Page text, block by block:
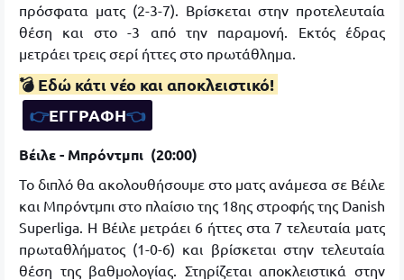
πρόσφατα ματς (2-3-7). Βρίσκεται στην προτελευταία
θέση και στο -3 από την παραμονή. Εκτός έδρας
μετράει τρεις σερί ήττες στο πρωτάθλημα.
💣 Εδώ κάτι νέο και αποκλειστικό!
👉ΕΓΓΡΑΦΗ👈
Βέιλε - Μπρόντμπι (20:00)
Το διπλό θα ακολουθήσουμε στο ματς ανάμεσα σε Βέιλε
και Μπρόντμπι στο πλαίσιο της 18ης στροφής της Danish
Superliga. Η Βέιλε μετράει 6 ήττες στα 7 τελευταία ματς
πρωταθλήματος (1-0-6) και βρίσκεται στην τελευταία
θέση της βαθμολογίας. Στηρίζεται αποκλειστικά στην